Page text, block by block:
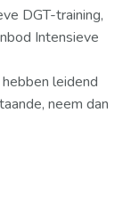
DGT-training,
Intensieve
leidend
neem dan